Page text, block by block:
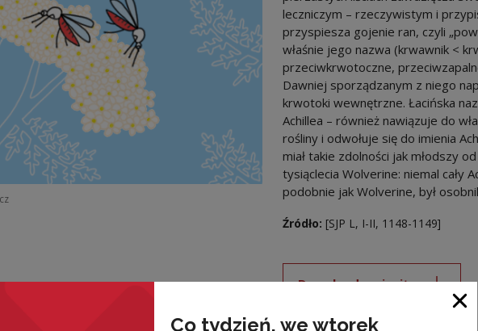
leczniczym – rzeczywistym i
przyspiesza gojenie ran, czyli
właśnie jego nazwa (krwawnik <
przeciwkrwotoczne,
Dawniej sporządzanym z niego
krwotoki wewnętrzne. Łacińska
Achillea – również nawiązuje do
rośliny i odwołuje się do imienia
miał takie zdolności jak młodszy
tysiąclecia Wolverine: niemal cały
podobnie jak Wolverine, był
Źródło: [SJP L, I-II, 1148-1149]
Download curiosity
Note, the link
Co tydzień, we wtorek